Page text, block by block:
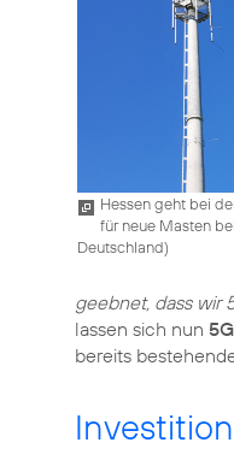
Hessen geht bei
für neue Masten
Deutschland)
geebnet, dass wir
lassen sich nun
bereits